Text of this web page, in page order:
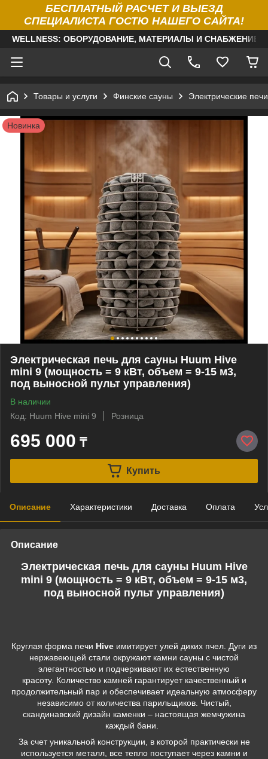
БЕСПЛАТНЫЙ РАСЧЕТ И ВЫЕЗД
СПЕЦИАЛИСТА ГОСТЮ НАШЕГО САЙТА!
WELLNESS: ОБОРУДОВАНИЕ, МАТЕРИАЛЫ И
Товары и услуги Финские сауны Электрические
Новинка
Электрическая печь для сауны Huum Hive
mini 9 (мощность = 9 кВт, объем = 9-15 м3,
под выносной пульт управления)
В наличии
Код: Huum Hive mini 9
Розница
695 000 ₸
Купить
Описание Характеристики Доставка Оплата
Описание
Электрическая печь для сауны Huum Hive
mini 9 (мощность = 9 кВт, объем = 9-15 м3,
под выносной пульт управления)
Круглая форма печи Hive имитирует улей диких пчел. Дуги из
нержавеющей стали окружают камни сауны с чистой
элегантностью и подчеркивают их естественную
красоту. Количество камней гарантирует качественный и
продолжительный пар и обеспечивает идеальную атмосферу
независимо от количества парильщиков. Чистый,
скандинавский дизайн каменки – настоящая жемчужина
каждый бани.
За счет уникальной конструкции, в которой практически не
используется металл, все тепло поступает через камни и